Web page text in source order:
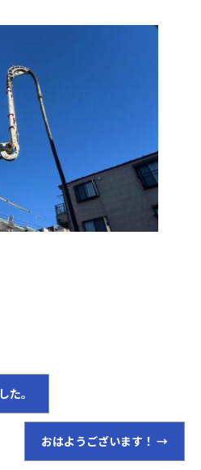
た。
おはようございます！ →